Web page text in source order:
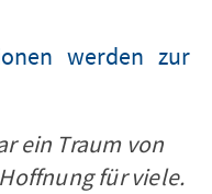
werden zur
ein Traum von
für viele.